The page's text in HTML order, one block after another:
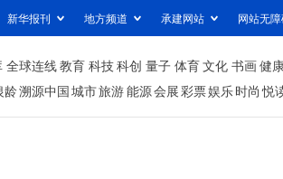
新华报刊 地方频道 承建网站 网站无
全球连线教育 科技科创 量子 体育文化 书画健
龄溯源中国城市旅游能源会展彩票娱乐时尚 悦